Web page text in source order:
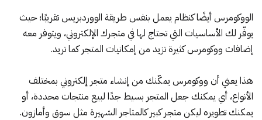
الووكومرس أيضًا كنظام يعمل بنفس طريقة الووردبريس تقريبًا؛ حيث
يوفّر لك الأساسيات التي تحتاج لها في متجرك الإلكتروني، ويتوفر معه
إضافات ووكومرس كثيرة تزيد من إمكانيات المتجر كما تريد.
هذا يعني أن ووكومرس يمكّنك من إنشاء متجر إلكتروني بمختلف
الأنواع، أي يمكنك جعل المتجر بسيط جدًا لبيع منتجات محددة، أو
يمكنك تطويره ليكن متجر كبير كالمتاجر الشهيرة مثل سوق وأمازون.